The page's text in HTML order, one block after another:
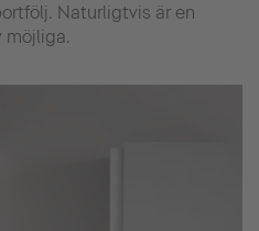
Naturligtvis är en
möjliga.